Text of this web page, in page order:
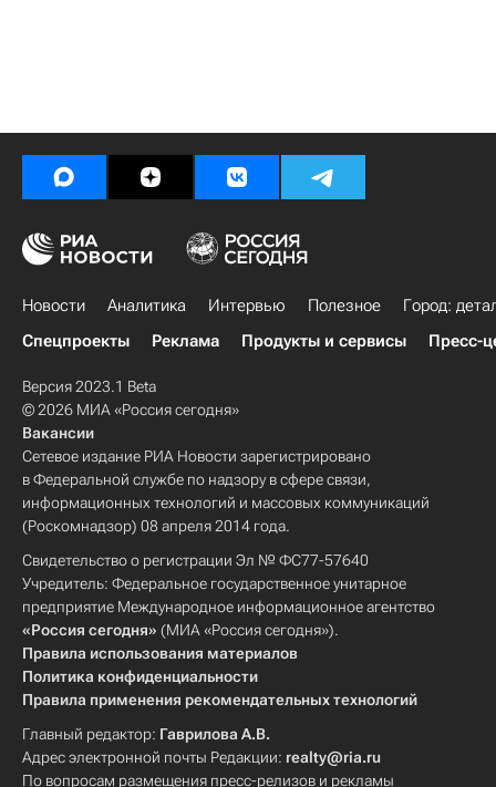
Новости Аналитика Интервью Полезное
Город:
Спецпроекты
Реклама Продукты и сервисы Пресс-
Версия 2023.1 Beta
© 2026 МИА «Россия сегодня»
Вакансии
Сетевое издание РИА Новости зарегистрировано
в Федеральной службе по надзору в сфере связи,
информационных технологий и массовых коммуникаций
(Роскомнадзор) 08 апреля 2014 года.
Свидетельство о регистрации Эл № ФС77-57640
Учредитель: Федеральное государственное унитарное
предприятие Международное информационное агентство
«Россия сегодня» (МИА «Россия сегодня»).
Правила использования материалов
Политика конфиденциальности
Правила применения рекомендательных технологий
Главный редактор: Гаврилова А.В.
Адрес электронной почты Редакции: realty@ria.ru
По вопросам размещения пресс-релизов и рекламы